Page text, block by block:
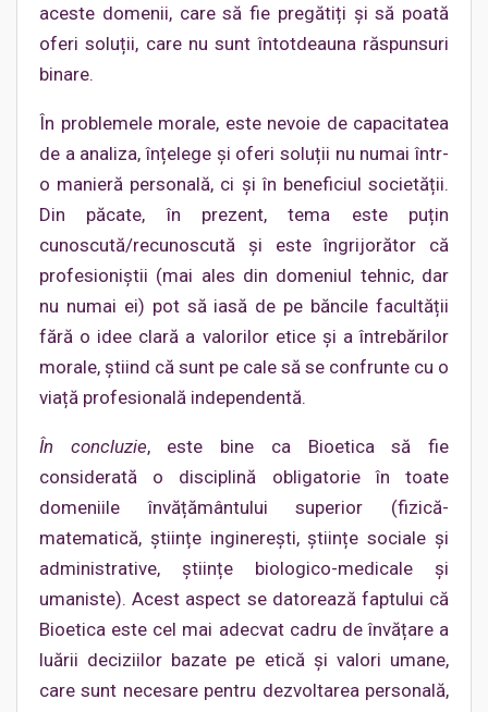
aceste domenii, care să fie pregătiți și să poată
oferi soluții, care nu sunt întotdeauna răspunsuri
binare.
În problemele morale, este nevoie de capacitatea
de a analiza, înțelege și oferi soluții nu numai într-
o manieră personală, ci și în beneficiul societății.
Din păcate, în prezent, tema este puțin
cunoscută/recunoscută și este îngrijorător că
profesioniștii (mai ales din domeniul tehnic, dar
nu numai ei) pot să iasă de pe băncile facultății
fără o idee clară a valorilor etice și a întrebărilor
morale, știind că sunt pe cale să se confrunte cu o
viață profesională independentă.
În concluzie, este bine ca Bioetica să fie
considerată o disciplină obligatorie în toate
domeniile învățământului superior (fizică-
matematică, științe inginerești, științe sociale și
administrative, științe biologico-medicale și
umaniste). Acest aspect se datorează faptului că
Bioetica este cel mai adecvat cadru de învățare a
luării deciziilor bazate pe etică și valori umane,
care sunt necesare pentru dezvoltarea personală,